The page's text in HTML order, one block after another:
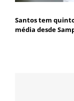
Santos tem
média desde